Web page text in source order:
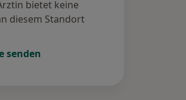
bietet keine
diesem Standort
senden